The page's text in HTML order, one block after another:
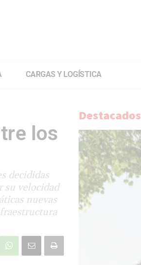
CARGAS Y LOGÍSTICA
los
decididas
su velocidad
nuevas
Destacados